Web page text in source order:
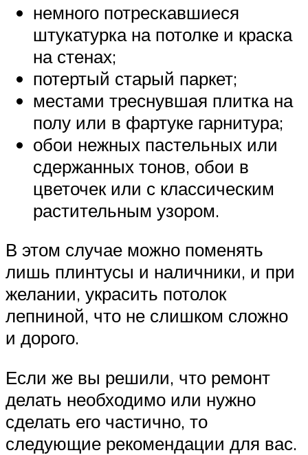
немного потрескавшиеся
штукатурка на потолке и краска
на стенах;
потертый старый паркет;
местами треснувшая плитка на
полу или в фартуке гарнитура;
обои нежных пастельных или
сдержанных тонов, обои в
цветочек или с классическим
растительным узором.
В этом случае можно поменять
лишь плинтусы и наличники, и при
желании, украсить потолок
лепниной, что не слишком сложно
и дорого.
Если же вы решили, что ремонт
делать необходимо или нужно
сделать его частично, то
следующие рекомендации для вас.